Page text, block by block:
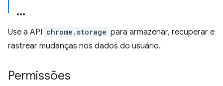
Use a API chrome.storage para armazenar, recuperar e
rastrear mudanças nos dados do usuário.
Permissões